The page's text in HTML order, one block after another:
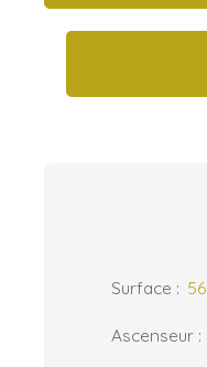
Surface : 56
Ascenseur :